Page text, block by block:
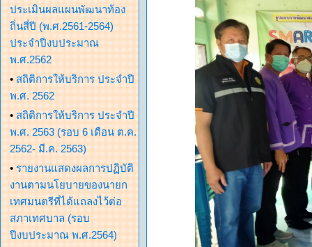
ประเมินผลแผนพัฒนาท้อง
ถิ่นสี่ปี (พ.ศ.2561-2564)
ประจำปีงบประมาณ
พ.ศ.2562
• สถิติการให้บริการ ประจำปี
พ.ศ. 2562
• สถิติการให้บริการ ประจำปี
พ.ศ. 2563 (รอบ 6 เดือน ต.ค.
2562- มี.ค. 2563)
• รายงานแสดงผลการปฏิบัติ
งานตามนโยบายของนายก
เทศมนตรีที่ได้แถลงไว้ต่อ
สภาเทศบาล (รอบ
ปีงบประมาณ พ.ศ.2564)